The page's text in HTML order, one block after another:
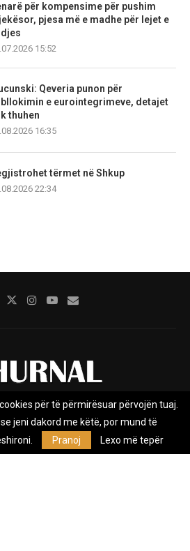
për kompensime për pushim
pjesa më e madhe për lejet e
15:52
Qeveria punon për
e eurointegrimeve, detajet
thuhen
16:35
tërmet në Shkup
22:34
Marketing
Privacy Policy
Lajmeve e pavarur, e themeluar në vitin
për të përmirësuar përvojën tuaj.
jeni dakord me këtë, por mund të
Pranoj Lexo më tepër